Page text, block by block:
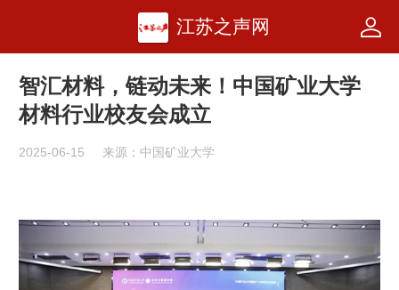
江苏之声网
智汇材料，链动未来！中国矿业大学
材料行业校友会成立
2025-06-15 来源：中国矿业大学